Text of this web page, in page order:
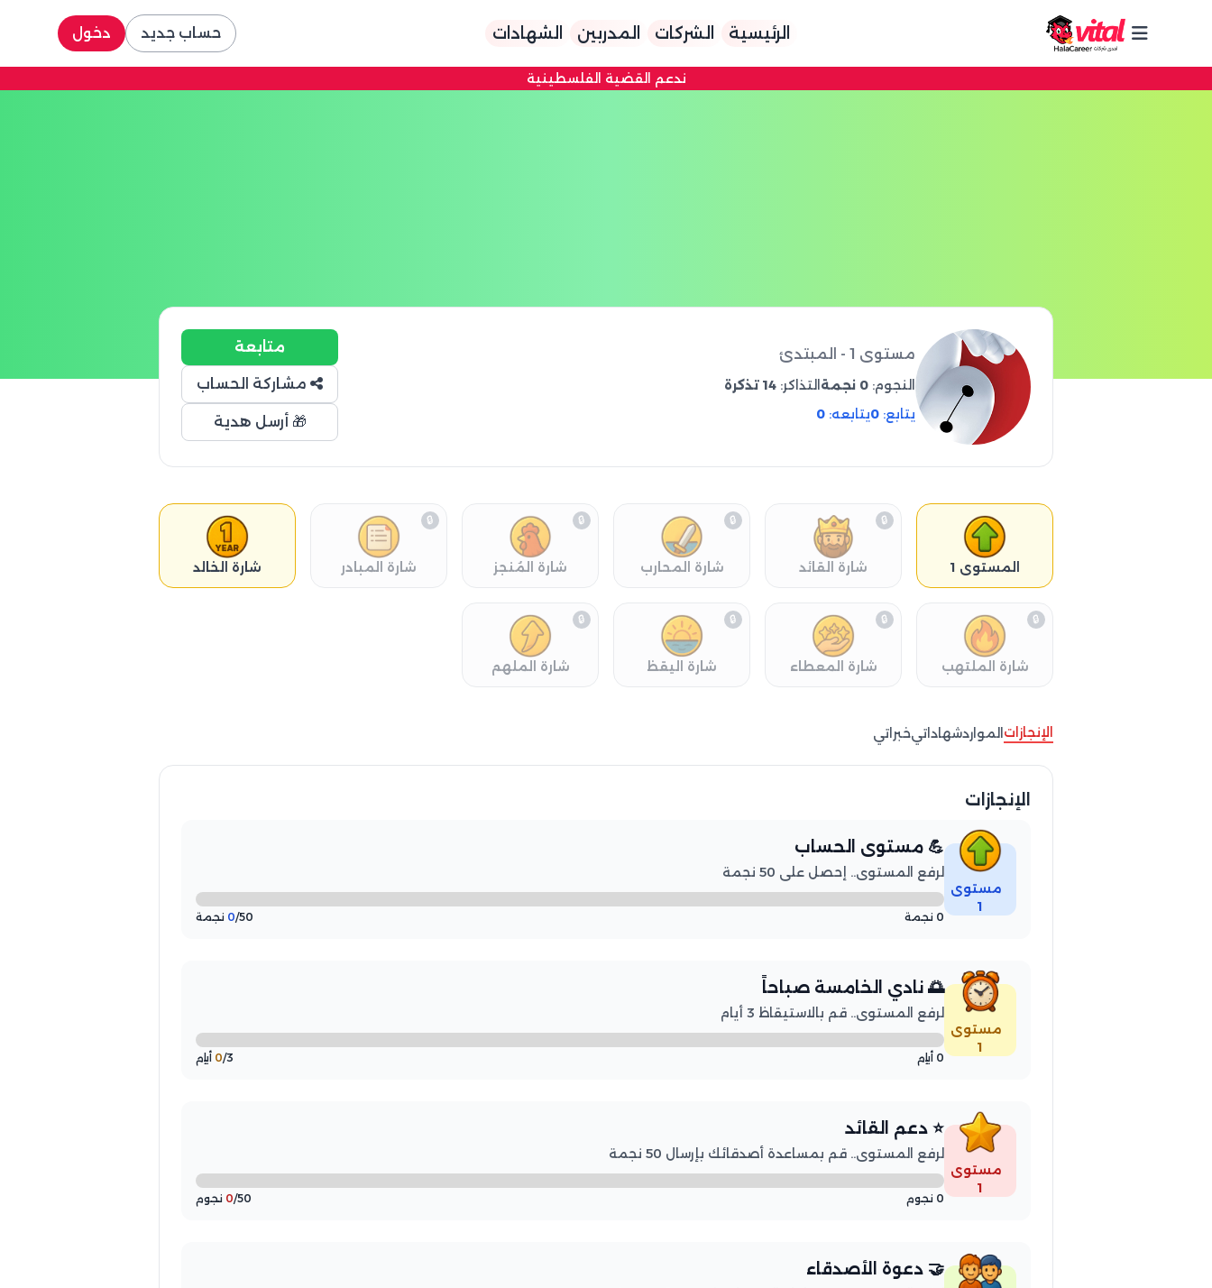
الرئيسية الشركات المدربين الشهادات حساب جديد دخول
ندعم القضية الفلسطينية
مستوى 1 - المبتدئ
النجوم: 0 نجمة التذاكر: 14 تذكرة
يتابع: 0يتابعه: 0
متابعة
مشاركة الحساب
🎁 أرسل هدية
المستوى 1 شارة القائد
🔒
شارة المحارب
🔒
شارة المُنجز
🔒
شارة المبادر
🔒
شارة الخالد
شارة الملتهب
🔒
شارة المعطاء
🔒
شارة اليقظ
🔒
شارة الملهم
🔒
الإنجازات المواردشهاداتيخبراتي
الإنجازات
مستوى
1
💪 مستوى الحساب
لرفع المستوى.. إحصل على 50 نجمة
0 نجمة 0/50 نجمة
مستوى
1
🌅 نادي الخامسة صباحاً
لرفع المستوى.. قم بالاستيقاظ 3 أيام
0 أيام 0/3 أيام
مستوى
1
⭐ دعم القائد
لرفع المستوى.. قم بمساعدة أصدقائك بإرسال 50 نجمة
0 نجوم 0/50 نجوم
🤝 دعوة الأصدقاء